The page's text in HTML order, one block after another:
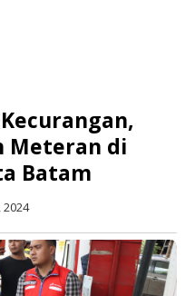
Meteran di
Batam